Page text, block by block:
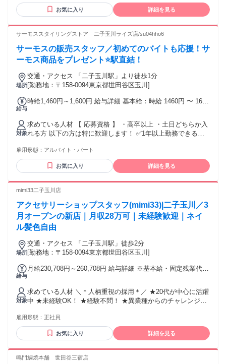
します！（必須ではありません）
お気に入り 詳細を見る
サーモススタイリングストア 二子玉川ライズ店/su04hho6
サーモスの販売スタッフ／初めてのバイトも応援！サ
ーモス商品をプレゼント⭐駅直結！
場所
交通・アクセス 「二子玉川駅」より徒歩1分
[勤務地：〒158-0094東京都世田谷区玉川]
給与
時給1,460円～1,600円 給与詳細 基本給：時給 1460円 〜 1600
対象
求めている人材 【 応募資格 】 ・高卒以上 ・土日どちらか入
れる方 以下の方は特に歓迎します！ ✅1年以上勤務できる方
な方にピッタリです！ ～～ ・人と関わることが好き ・接客
販売の仕事に興味がある ・成長できるアルバイトがしたい ・
就職活動に向けて自信をつけたい ・社会人に必要なマナーを
を愛用している ～ 様々な働き方の希望に対応します！ ～ ・
る方も歓迎 ・長期勤務歓迎 夏休みになって大学も落ち着いた
し そろそろバイトをはじめようかな… というバイトデビュー
も応援中！ ┏━━━━━━━━━━━━━━━━━━┓ ┃ ⚡
こんな経験が活かせます！ ┃ ┗━━━━━━━━Ｖ
━━━━━━━━━┛ キッチン雑貨、キッチングッズ、アパ
レル、 ファッション、料理、料理雑貨、 アウトドア、アウト
性の職場なので、 あなたもスグに馴染んで頂けると思いま
飛び込んできてください！ 雇用形態に関係なく、正社員・派
遣社員、 契約社員、パート・アルバイトなどで カフェスタッ
フ・販売スタッフ・事務・ 受付・接客・サービス業・営業ア
シスタント・ オフィスワーク勤務などの経験がある方は 歓迎
雇用形態： アルバイト・パート
お気に入り 詳細を見る
mimi33二子玉川店
アクセサリーショップスタッフ(mimi33)|二子玉川／3
月オープンの新店｜月収28万可｜未経験歓迎｜ネイ
ル髪色自由
場所
交通・アクセス 「二子玉川駅」徒歩2分
[勤務地：〒158-0094東京都世田谷区玉川]
給与
月給230,708円～260,708円 給与詳細 ※基本給・固定残業代の
あり 1ヶ月あたり4708円（固定残業時間：1ヶ月あたり3時
間） 固定残業時間を超えた勤務時間については別途残業代を
支給する 【一律手当】 全員に一律で支払われる通勤・皆勤・
家族手当金額：なし 全員に一律で支払われるその他手当金
（実績に準じます） 【手当】 ・交通費（3万円迄／月） ・時
間外手当（全額支給） ・住宅手当（2万8000円迄／月） ・役
職手当（主任：6000円～） ・皆勤手当（半年以上勤務より支
給） ・店舗予算達成賞（7000円 ～ ） ・個人インスタインセ
対象
求めている人材 ＼＊人柄重視の採用＊／ ★20代が中心に活躍
中 ★未経験OK！ ★経験不問！ ★異業種からのチャレンジ大
要Check!! https://www.instagram.com/mimi33_staff/ 【必須条
件】 ・高卒以上 ・各店舗の商品に愛を持てる方 ・おしゃれ
が好きな方 【こんな方歓迎です】 ・アクセサリーが好き ・
したい ・SNSが好き ・Instagramを見る、投稿することが好
雇用形態： 正社員
お気に入り 詳細を見る
鳴門鯛焼本舗 世田谷三宿店